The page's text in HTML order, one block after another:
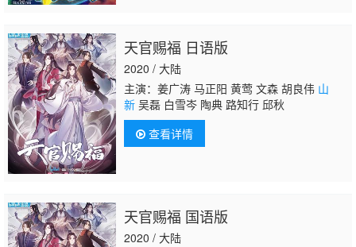
天官赐福 日语版
2020 / 大陆
主演：姜广涛 马正阳 黄莺 文森 胡良伟 山
新吴磊 白雪岑 陶典 路知行 邱秋
查看详情
天官赐福 国语版
2020 / 大陆